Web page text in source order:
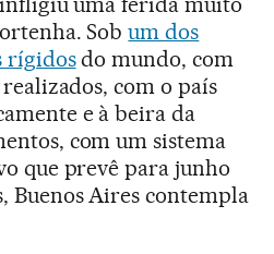
Sobum dos
rígidosdo mundo, com
com o país
e à beira da
com um sistema
que prevê para junho
Buenos Aires contempla